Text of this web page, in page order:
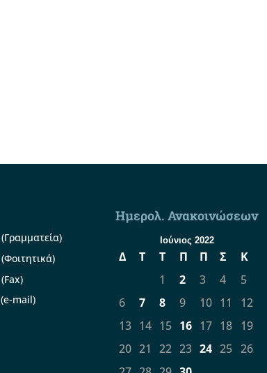
(Γραμματεία)
(Φοιτητικά)
(Fax)
(e-mail)
Ημερολ. Ανακοινώσεων
Ιούνιος 2022
Δ Τ Τ Π Π Σ
Κ
1
2 3 4
5
6
7 8 9 10 11
12
13 14 15 16 17 18 19
20 21 22 23 24 25 26